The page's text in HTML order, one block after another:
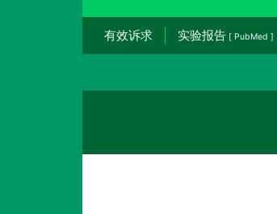
有效诉求 实验报告 [ PubMed ]